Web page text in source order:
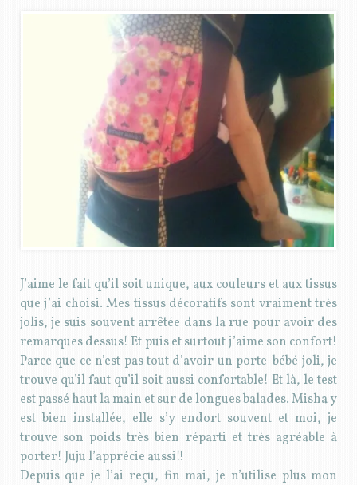
J’aime le fait qu’il soit unique, aux couleurs et aux tissus
que j’ai choisi. Mes tissus décoratifs sont vraiment très
jolis, je suis souvent arrêtée dans la rue pour avoir des
remarques dessus! Et puis et surtout j’aime son confort!
Parce que ce n’est pas tout d’avoir un porte-bébé joli, je
trouve qu’il faut qu’il soit aussi confortable! Et là, le test
est passé haut la main et sur de longues balades. Misha y
est bien installée, elle s’y endort souvent et moi, je
trouve son poids très bien réparti et très agréable à
porter! Juju l’apprécie aussi!!
Depuis que je l’ai reçu, fin mai, je n’utilise plus mon